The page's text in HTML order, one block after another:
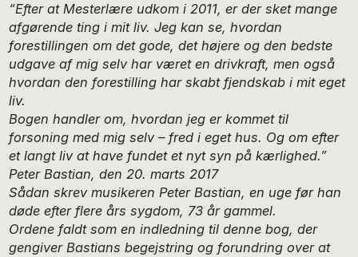
“Efter at Mesterlære udkom i 2011, er der sket mange
afgørende ting i mit liv. Jeg kan se, hvordan
forestillingen om det gode, det højere og den bedste
udgave af mig selv har været en drivkraft, men også
hvordan den forestilling har skabt fjendskab i mit eget
liv.
Bogen handler om, hvordan jeg er kommet til
forsoning med mig selv – fred i eget hus. Og om efter
et langt liv at have fundet et nyt syn på kærlighed.”
Peter Bastian, den 20. marts 2017
Sådan skrev musikeren Peter Bastian, en uge før han
døde efter flere års sygdom, 73 år gammel.
Ordene faldt som en indledning til denne bog, der
gengiver Bastians begejstring og forundring over at